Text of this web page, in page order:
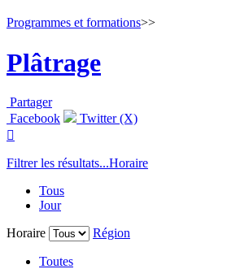
Programmes et formations>>
Plâtrage
Partager
Facebook
Twitter (X)

Filtrer les résultats...Horaire
Tous
Jour
Horaire
Région
Toutes